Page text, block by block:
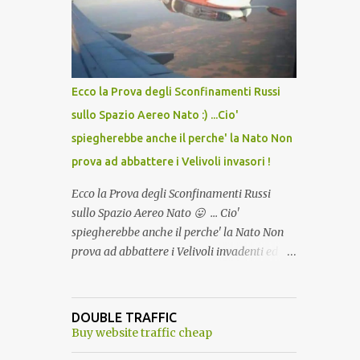
lo scopo della temperatura? Qualcuno a suo
tempo ribattezzo' il Vaccino come: l' Amaro
del Capo, era "spettacolare Ghiacciato, ma
andava bene anche, a Temperatura
Ambiente"! Riproponiamo l'articolo per NON
Ecco la Prova degli Sconfinamenti Russi
sullo Spazio Aereo Nato :) ...Cio'
spiegherebbe anche il perche' la Nato Non
prova ad abbattere i Velivoli invasori !
Ecco la Prova degli Sconfinamenti Russi
sullo Spazio Aereo Nato 😛 ... Cio'
spiegherebbe anche il perche' la Nato Non
prova ad abbattere i Velivoli invadenti ed
alcuna notizia di un'invasione dello spazio
aereo NATO da parte di un robot chiamato
DOUBLE TRAFFIC
Buy website traffic cheap